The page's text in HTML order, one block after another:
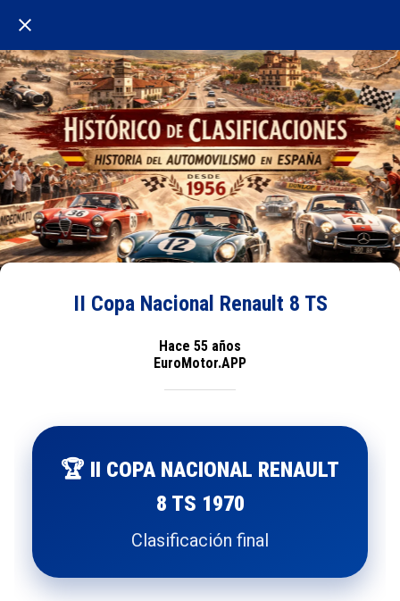
II Copa Nacional Renault 8 TS
Hace 55 años
EuroMotor.APP
🏆 II COPA NACIONAL RENAULT
8 TS 1970
Clasificación final